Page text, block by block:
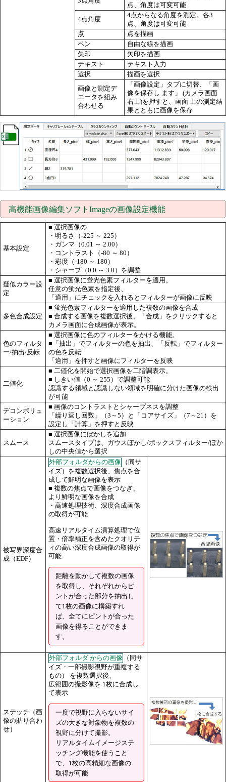
点、角度は可変可能
4点角度
4点からなる角度を測定。各3
点、角度は可変可能
点
点を描画
ペン
自由な線を描画
矢印
矢印を描画
テキスト
テキスト入力
選択
描画を選択
画像と測定デ
エータを組み
合わせる
「画像設定」タブに切替、「画
像を保存し ます」 (カメラ画面
右上)を押すと、画面 上の測定結
果とともに画像を保存
高機能画像編集ソフトImageの画像設定機能
基本設定
■ 選択画像の
・明るさ（-225 ～ 225）
・ガンマ（0.01 ～ 2.00）
・コントラスト（-80 ～ 80）
・彩度（-180 ～ 180）
・シャープ（0.0 ～ 3.0）を調整
疑似カラー設
定
■ 選択画像に蛍光色素フィルターを適用。
任意の蛍光色素を指定後、
「適用」にチェックを入れるとフィルターが画像に反映
多色合成設定
■ 蛍光色素フィルターを適用した複数の画像を合成
■ 合成する画像を複数選択後、「合成」をクリックすると
カメラ画面に合成画像が表示。
色のフィルタ
ー/抽出/反転
■ 選択画像に色のフィルターをかける機能。
■「抽出」でフィルターの色を抽出、「反転」でフィルター
の色を反転
「適用」を押すと画像にフィルターを反映
二値化
■ 二値化を開始で選択画像を二階調表示。
■ しきい値（0 ～ 255）で調整可能
認識する領域と認識しない領域を明確に分けた画像の検出
が可能
デコンボリュ
ーション
■ 画像のコントラストとシャープネスを調整
「繰り返し回数」（3～5）と「コアサイズ」（7～21）を
設定し「計算」を押すと反映
スムース
■ 選択画像にぼかしを追加
スムースタイプは、ガウスぼかし/ボックスフィルター/ぼか
しの中央値から選択
被写界深度合
成（EDF）
外部フォルダからの画像 （同サ
イズ）を複数選択後、焦点を合
成して鮮明な画像を表示
■ 複数の焦点で画像をつなぎ、
より鮮明な画像を合成
・高速処理技術、深度合成画像
の取得が可能
高速リアルタイム演算処理で位
置・倍率補正を含めたクオリテ
ィの高い深度合成画像の取得が
可能
距離を動かして複数の画像
を取得し、それぞれからピ
ントが合った部分を抽出し
て1枚の画像に構築すれ
ば、全てにピントが合った
画像を得ることができま
す。
ステッチ（画
像の貼り合わ
せ）
外部フォルダ からの画像 （同サ
イズ・一部撮影視野が重複する
もの） を複数選択後、
広範囲の撮影像を 1枚に合成し
て表示
一度で視野に入らないサイ
ズの大きな対象物を複数の
視野に分けて撮影。
リアルタイムイメージステ
ッチング機能を使うこと
で、1枚の高精細な画像の
取得が可能